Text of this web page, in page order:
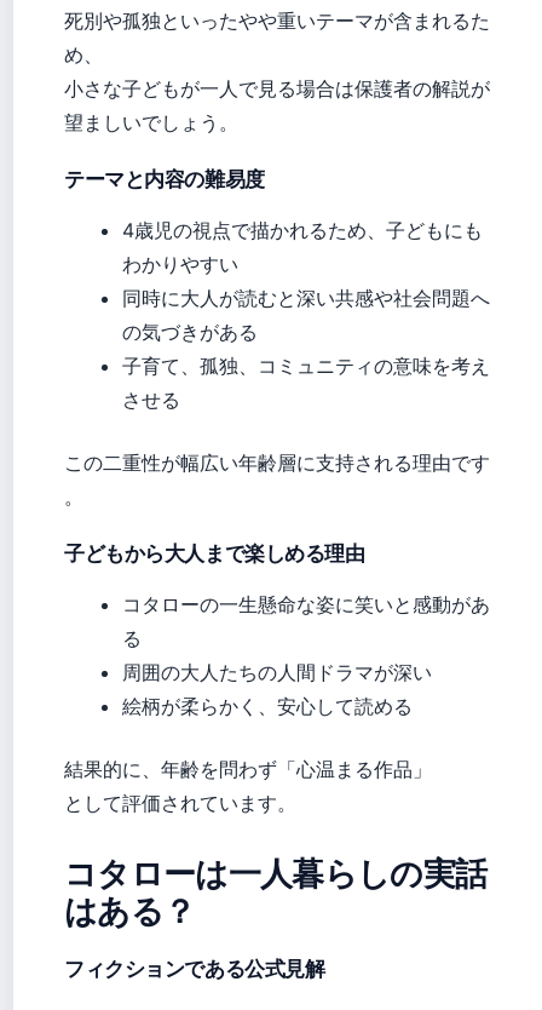
死別や孤独といったやや重いテーマが含まれるた
め、
小さな子どもが一人で見る場合は保護者の解説が
望ましいでしょう。
テーマと内容の難易度
4歳児の視点で描かれるため、子どもにも
わかりやすい
同時に大人が読むと深い共感や社会問題へ
の気づきがある
子育て、孤独、コミュニティの意味を考え
させる
この二重性が幅広い年齢層に支持される理由です
。
子どもから大人まで楽しめる理由
コタローの一生懸命な姿に笑いと感動があ
る
周囲の大人たちの人間ドラマが深い
絵柄が柔らかく、安心して読める
結果的に、年齢を問わず「心温まる作品」
として評価されています。
コタローは一人暮らしの実話
はある？
フィクションである公式見解